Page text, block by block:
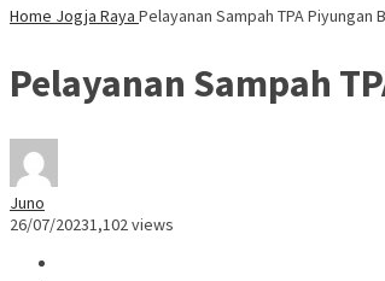
Home Jogja Raya Pelayanan Sampah TPA
Pelayanan Sampah
Juno
26/07/20231,102 views